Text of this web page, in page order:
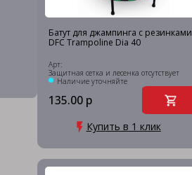
Батут для джампинга с резинками
DFC Trampoline Dia 40
Арт:
Защитная сетка и лесенка отсутствует
Наличие уточняйте
135.00 р
Купить в 1 клик